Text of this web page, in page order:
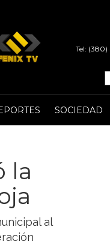
Tel:
SOCIEDAD
la
al